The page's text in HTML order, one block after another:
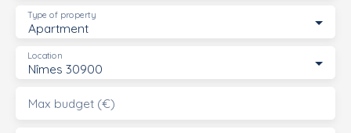
Apartment
Type of property
Nîmes 30900
Location
Max budget (€)